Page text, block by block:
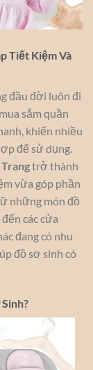
Tiết Kiệm Và
đầu đời luôn đi
sắm quần
khiến nhiều
để sử dụng.
trở thành
vừa góp phần
những món đồ
các cửa
đang có nhu
đồ sơ sinh có